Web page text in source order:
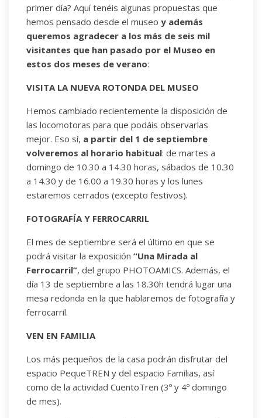
primer día? Aquí tenéis algunas propuestas que
hemos pensado desde el museo y además
queremos agradecer a los más de seis mil
visitantes que han pasado por el Museo en
estos dos meses de verano:
VISITA LA NUEVA ROTONDA DEL MUSEO
Hemos cambiado recientemente la disposición de
las locomotoras para que podáis observarlas
mejor. Eso sí, a partir del 1 de septiembre
volveremos al horario habitual: de martes a
domingo de 10.30 a 14.30 horas, sábados de 10.30
a 14.30 y de 16.00 a 19.30 horas y los lunes
estaremos cerrados (excepto festivos).
FOTOGRAFÍA Y FERROCARRIL
El mes de septiembre será el último en que se
podrá visitar la exposición “Una Mirada al
Ferrocarril”, del grupo PHOTOAMICS. Además, el
día 13 de septiembre a las 18.30h tendrá lugar una
mesa redonda en la que hablaremos de fotografía y
ferrocarril.
VEN EN FAMILIA
Los más pequeños de la casa podrán disfrutar del
espacio PequeTREN y del espacio Familias, así
como de la actividad CuentoTren (3º y 4º domingo
de mes).